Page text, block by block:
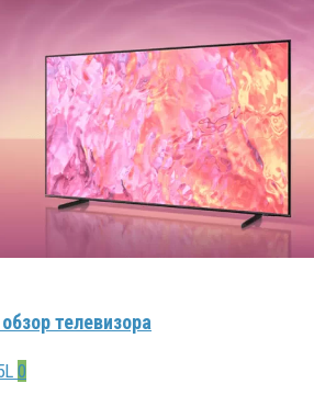
телевизора
0